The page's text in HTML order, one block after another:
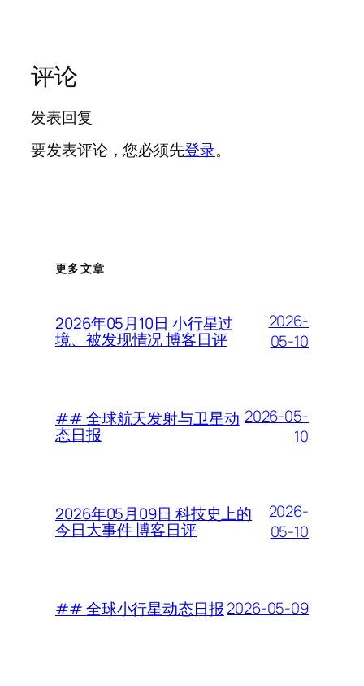
评论
发表回复
要发表评论，您必须先登录。
更多文章
2026年05月10日 小行星过
境、被发现情况 博客日评
2026-
05-10
## 全球航天发射与卫星动
态日报
2026-05-
10
2026年05月09日 科技史上的
今日大事件 博客日评
2026-
05-10
## 全球小行星动态日报2026-05-09